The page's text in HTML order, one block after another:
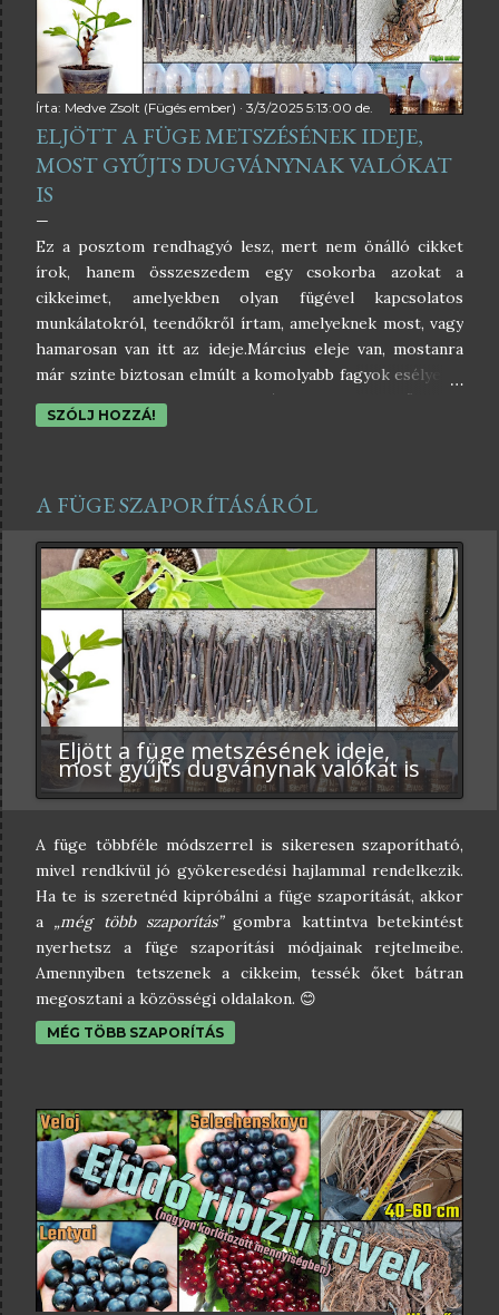
Írta: Medve Zsolt (Fügés ember) 3/3/2025 5:13:00 de.
ELJÖTT A FÜGE METSZÉSÉNEK IDEJE,
MOST GYŰJTS DUGVÁNYNAK VALÓKAT
IS
Ez a posztom rendhagyó lesz, mert nem önálló cikket
írok, hanem összeszedem egy csokorba azokat a
cikkeimet, amelyekben olyan fügével kapcsolatos
munkálatokról, teendőkről írtam, amelyeknek most, vagy
hamarosan van itt az ideje.Március eleje van, mostanra
már szinte biztosan elmúlt a komolyabb fagyok esélye, el
lehet kezdeni metszeni a fügéket, illetve begyűjteni a
dugványnak valókat is. A füge metszése témakörben már
érdekes információkat: Amit a füge metszéséről tudni
termést a fügéről? Füge metszése, avagy kell-e metszeni
a fügét?
SZÓLJ HOZZÁ!
A FÜGE SZAPORÍTÁSÁRÓL
Füge a lakásban: kényszermegoldás
vagy tudatos stratégia?
Miért telel a füge a lakásban?
Válaszok egy gyakran feltett
kérdésre.
Eljött a füge metszésének ideje,
most gyűjts dugványnak valókat is
Füge dugványozása, porbujtása – így
szaporíthatod tavasszal a fügét
A „lusta” fügedugványok, avagy
miért nem csinál semmit a
fügedugvány?
A füge szaporítása – mikor gyűjtsük
be a füge dugványozásához
szükséges vesszőket?
A füge szaporítása – milyen közeget
használjunk a dugványozáshoz?
A füge szaporítása – melyik
módszert válasszam?
A füge szaporítása – porbujtás vagy
légbujtás a hatékonyabb?
Previ
ous
Next
A füge többféle módszerrel is sikeresen szaporítható,
mivel rendkívül jó gyökeresedési hajlammal rendelkezik.
Ha te is szeretnéd kipróbálni a füge szaporítását, akkor
a „még több szaporítás”gombra kattintva betekintést
nyerhetsz a füge szaporítási módjainak rejtelmeibe.
Amennyiben tetszenek a cikkeim, tessék őket bátran
megosztani a közösségi oldalakon. 😊
MÉG TÖBB SZAPORÍTÁS